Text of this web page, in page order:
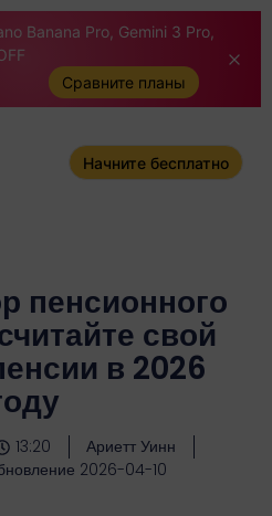
Banana Pro, Gemini 3 Pro,
Сравните планы
Начните бесплатно
пенсионного
свой
в 2026
13:20
Ариетт Уинн
2026-04-10